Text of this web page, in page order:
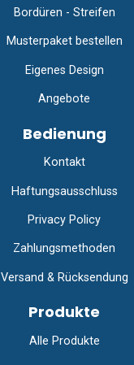
Bordüren - Streifen
Musterpaket bestellen
Eigenes Design
Angebote
Bedienung
Kontakt
Haftungsausschluss
Privacy Policy
Zahlungsmethoden
Versand & Rücksendung
Produkte
Alle Produkte